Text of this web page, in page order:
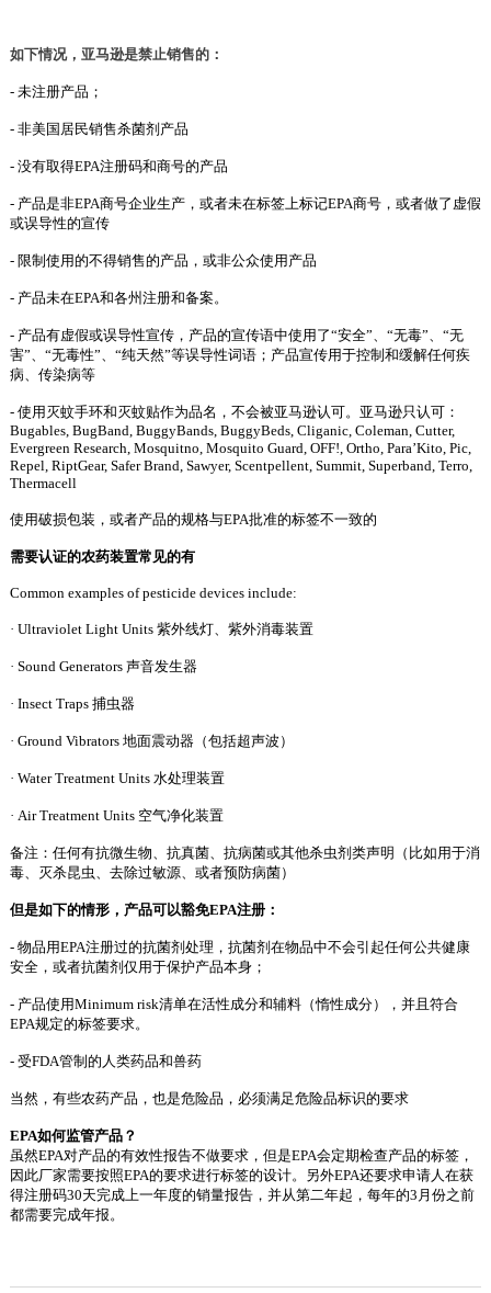
如下情况，亚马逊是禁止销售的：
- 未注册产品；
- 非美国居民销售杀菌剂产品
- 没有取得EPA注册码和商号的产品
- 产品是非EPA商号企业生产，或者未在标签上标记EPA商号，或者做了虚假
或误导性的宣传
- 限制使用的不得销售的产品，或非公众使用产品
- 产品未在EPA和各州注册和备案。
- 产品有虚假或误导性宣传，产品的宣传语中使用了“安全”、“无毒”、“无
害”、“无毒性”、“纯天然”等误导性词语；产品宣传用于控制和缓解任何疾
病、传染病等
- 使用灭蚊手环和灭蚊贴作为品名，不会被亚马逊认可。亚马逊只认可：
Bugables, BugBand, BuggyBands, BuggyBeds, Cliganic, Coleman, Cutter,
Evergreen Research, Mosquitno, Mosquito Guard, OFF!, Ortho, Para’Kito, Pic,
Repel, RiptGear, Safer Brand, Sawyer, Scentpellent, Summit, Superband, Terro,
Thermacell
使用破损包装，或者产品的规格与EPA批准的标签不一致的
需要认证的农药装置常见的有
Common examples of pesticide devices include:
· Ultraviolet Light Units 紫外线灯、紫外消毒装置
· Sound Generators 声音发生器
· Insect Traps 捕虫器
· Ground Vibrators 地面震动器（包括超声波）
· Water Treatment Units 水处理装置
· Air Treatment Units 空气净化装置
备注：任何有抗微生物、抗真菌、抗病菌或其他杀虫剂类声明（比如用于消
毒、灭杀昆虫、去除过敏源、或者预防病菌）
但是如下的情形，产品可以豁免EPA注册：
- 物品用EPA注册过的抗菌剂处理，抗菌剂在物品中不会引起任何公共健康
安全，或者抗菌剂仅用于保护产品本身；
- 产品使用Minimum risk清单在活性成分和辅料（惰性成分），并且符合
EPA规定的标签要求。
- 受FDA管制的人类药品和兽药
当然，有些农药产品，也是危险品，必须满足危险品标识的要求
EPA如何监管产品？
虽然EPA对产品的有效性报告不做要求，但是EPA会定期检查产品的标签，
因此厂家需要按照EPA的要求进行标签的设计。另外EPA还要求申请人在获
得注册码30天完成上一年度的销量报告，并从第二年起，每年的3月份之前
都需要完成年报。